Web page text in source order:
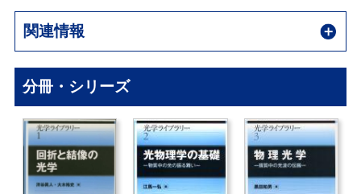
関連情報
分冊・シリーズ